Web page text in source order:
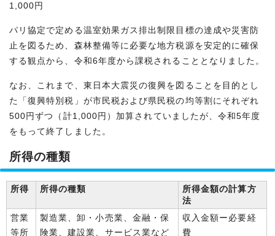
1,000円
パリ協定で定める温室効果ガス排出制限目標の達成や災害防
止を図るため、森林整備等に必要な地方税源を安定的に確保
する観点から、令和6年度から課税されることとなりました。
なお、これまで、東日本大震災の復興を図ることを目的とし
た「復興特別税」が市民税および県民税の均等割にそれぞれ
500円ずつ（計1,000円）加算されていましたが、令和5年度
をもって終了しました。
所得の種類
所得 所得の種類
所得金額の計算方
法
営業
等所
製造業、卸・小売業、金融・保
険業、建設業、サービス業など
収入金額ー必要経
費